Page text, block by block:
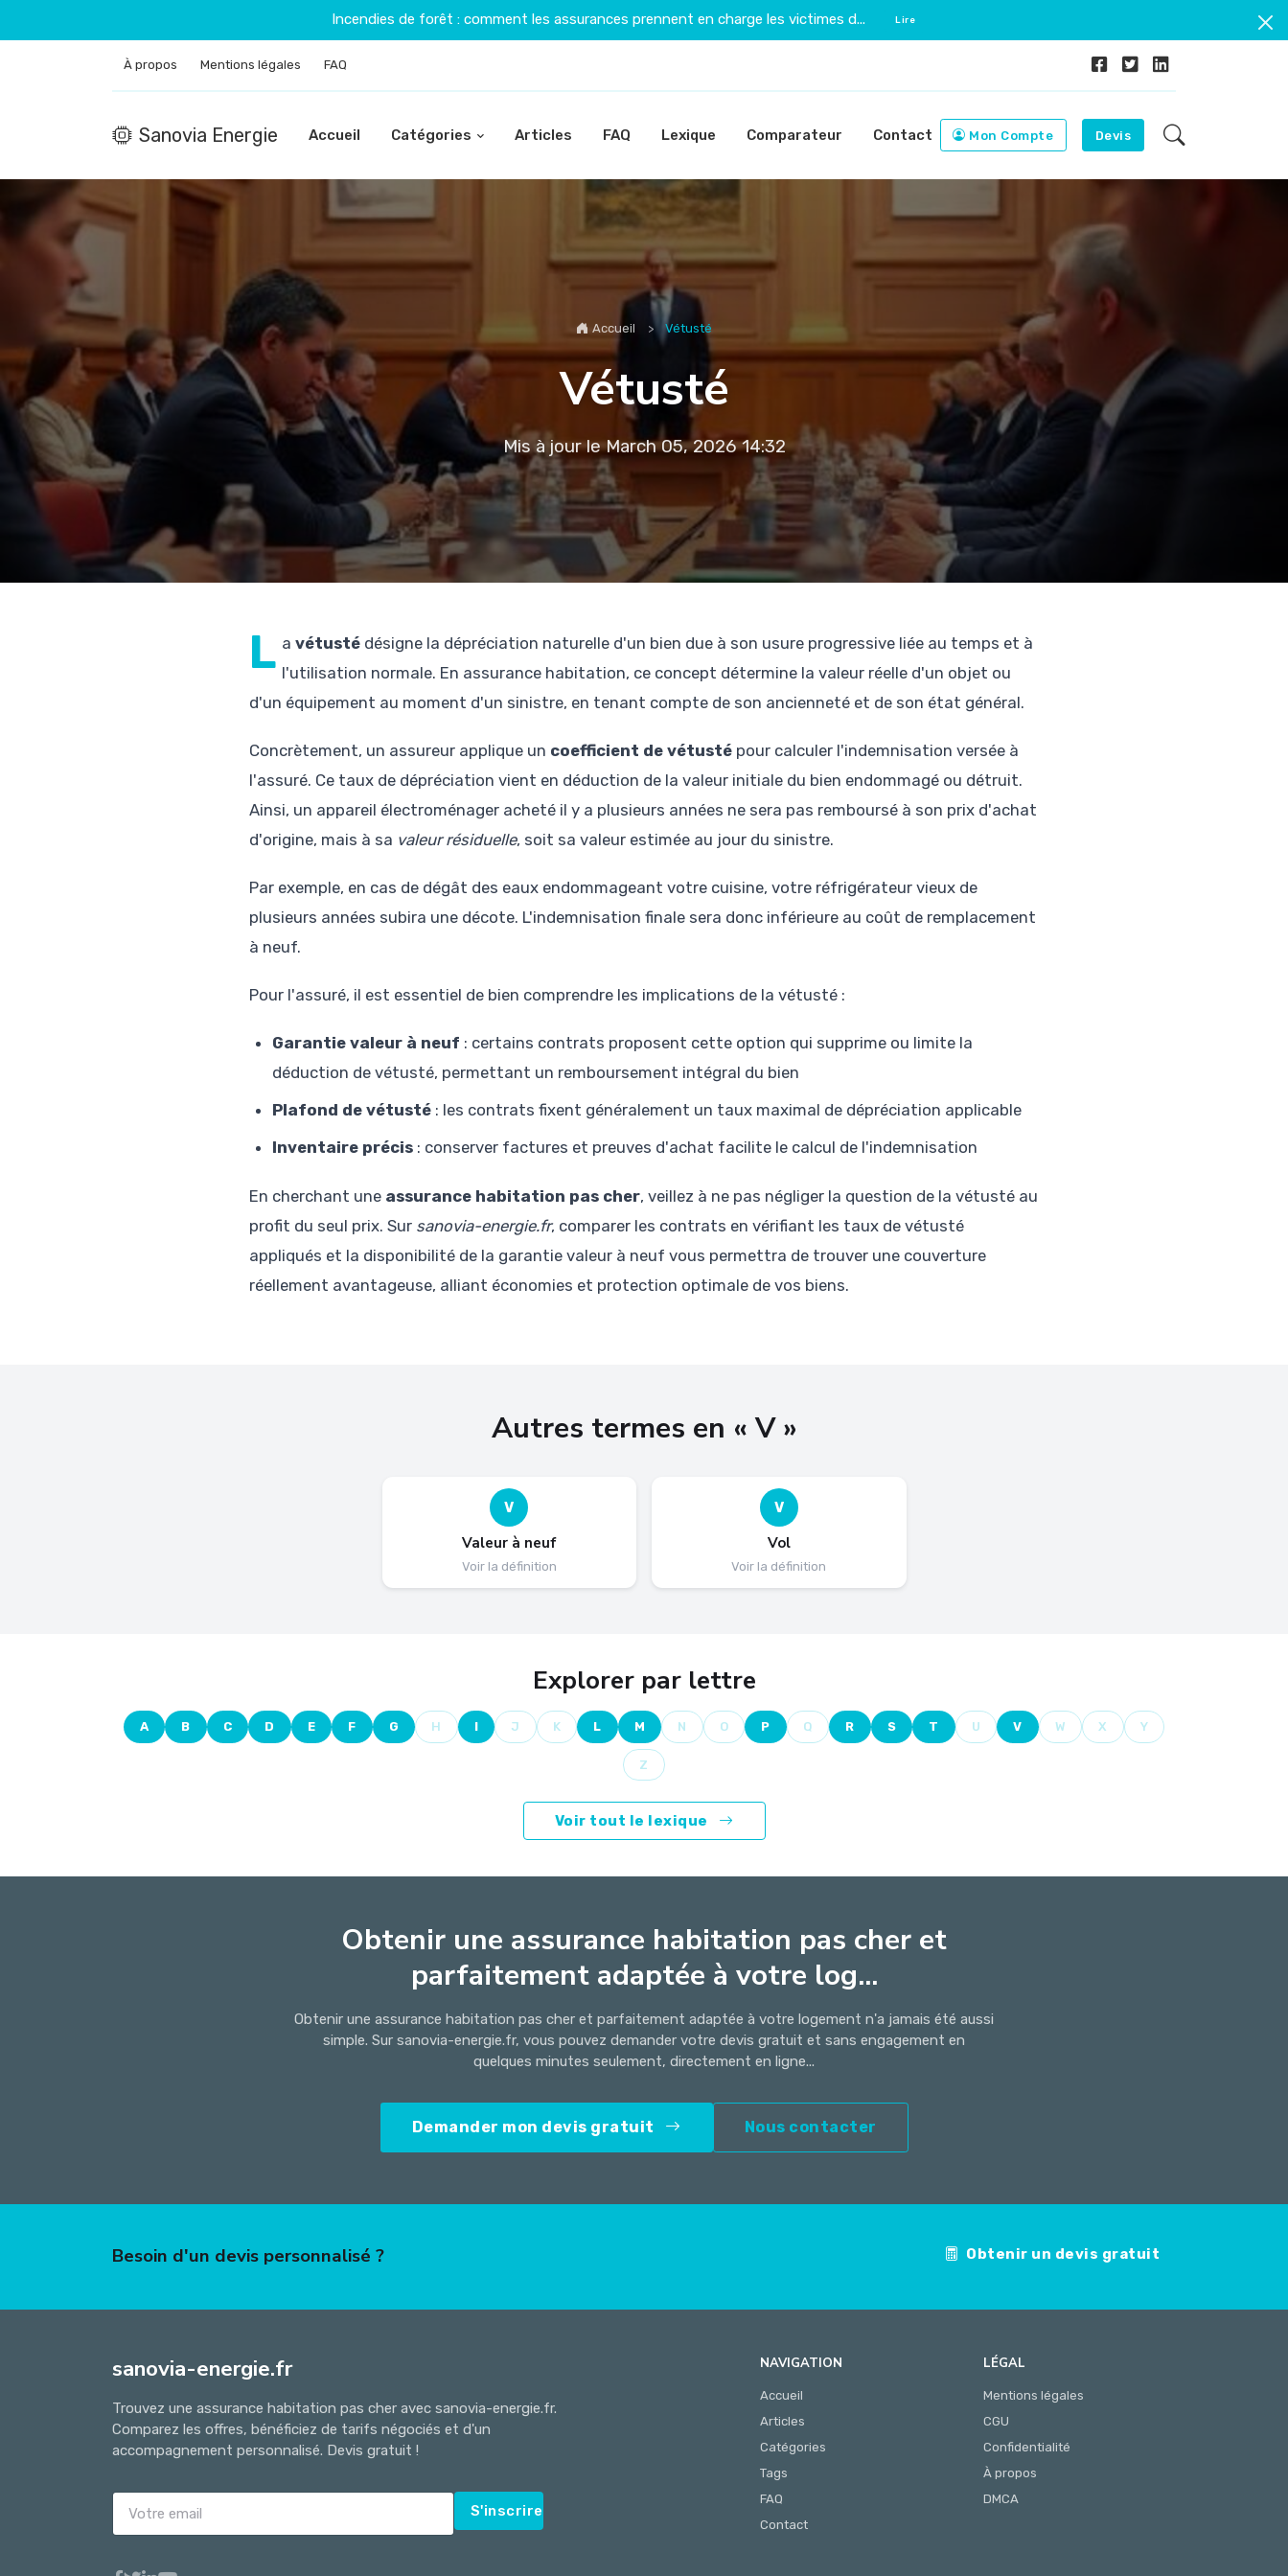
Incendies de forêt : comment les assurances prennent en charge les victimes d... Lire
À propos Mentions légales FAQ
Sanovia Energie Accueil Catégories Articles FAQ Lexique Comparateur Contact Mon Compte Devis
Accueil Vétusté
Vétusté
Mis à jour le March 05, 2026 14:32
L a vétustédésigne la dépréciation naturelle d'un bien due à son usure progressive liée au temps et à
l'utilisation normale. En assurance habitation, ce concept détermine la valeur réelle d'un objet ou
d'un équipement au moment d'un sinistre, en tenant compte de son ancienneté et de son état général.
Concrètement, un assureur applique un coefficient de vétustépour calculer l'indemnisation versée à
l'assuré. Ce taux de dépréciation vient en déduction de la valeur initiale du bien endommagé ou détruit.
Ainsi, un appareil électroménager acheté il y a plusieurs années ne sera pas remboursé à son prix d'achat
d'origine, mais à sa valeur résiduelle, soit sa valeur estimée au jour du sinistre.
Par exemple, en cas de dégât des eaux endommageant votre cuisine, votre réfrigérateur vieux de
plusieurs années subira une décote. L'indemnisation finale sera donc inférieure au coût de remplacement
à neuf.
Pour l'assuré, il est essentiel de bien comprendre les implications de la vétusté :
Garantie valeur à neuf : certains contrats proposent cette option qui supprime ou limite la
déduction de vétusté, permettant un remboursement intégral du bien
Plafond de vétusté: les contrats fixent généralement un taux maximal de dépréciation applicable
Inventaire précis: conserver factures et preuves d'achat facilite le calcul de l'indemnisation
En cherchant une assurance habitation pas cher, veillez à ne pas négliger la question de la vétusté au
profit du seul prix. Sur sanovia-energie.fr, comparer les contrats en vérifiant les taux de vétusté
appliqués et la disponibilité de la garantie valeur à neuf vous permettra de trouver une couverture
réellement avantageuse, alliant économies et protection optimale de vos biens.
Autres termes en « V »
V
Valeur à neuf
Voir la définition
V
Vol
Voir la définition
Explorer par lettre
A B C D E F G H I J K L M N O P Q R S T U V W X Y
Z
Voir tout le lexique
Obtenir une assurance habitation pas cher et
parfaitement adaptée à votre log...
Obtenir une assurance habitation pas cher et parfaitement adaptée à votre logement n'a jamais été aussi
simple. Sur sanovia-energie.fr, vous pouvez demander votre devis gratuit et sans engagement en
quelques minutes seulement, directement en ligne...
Demander mon devis gratuit Nous contacter
Besoin d'un devis personnalisé ? Obtenir un devis gratuit
sanovia-energie.fr
Trouvez une assurance habitation pas cher avec sanovia-energie.fr.
Comparez les offres, bénéficiez de tarifs négociés et d'un
accompagnement personnalisé. Devis gratuit !
S'inscrire
NAVIGATION
Accueil
Articles
Catégories
Tags
FAQ
Contact
LÉGAL
Mentions légales
CGU
Confidentialité
À propos
DMCA